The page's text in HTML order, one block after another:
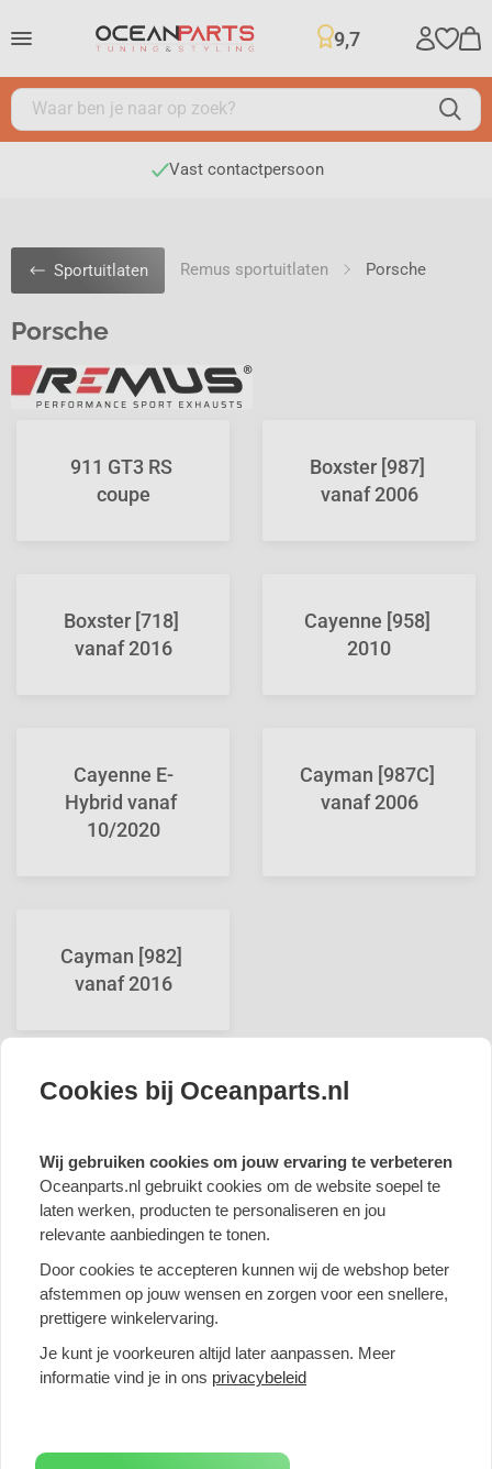
9,7
Vast contactpersoon
Sportuitlaten Remus sportuitlaten Porsche
Porsche
911 GT3 RS
coupe
Boxster [987]
vanaf 2006
Boxster [718]
vanaf 2016
Cayenne [958]
2010
Cayenne E-
Hybrid vanaf
10/2020
Cayman [987C]
vanaf 2006
Cayman [982]
vanaf 2016
Klanten geven ons een 9,7
Deskundige Klantenservice
Cookies bij Oceanparts.nl
Wij gebruiken cookies om jouw ervaring te verbeteren
Oceanparts.nl gebruikt cookies om de website soepel te
laten werken, producten te personaliseren en jou
relevante aanbiedingen te tonen.
Door cookies te accepteren kunnen wij de webshop beter
afstemmen op jouw wensen en zorgen voor een snellere,
prettigere winkelervaring.
Je kunt je voorkeuren altijd later aanpassen. Meer
informatie vind je in ons privacybeleid